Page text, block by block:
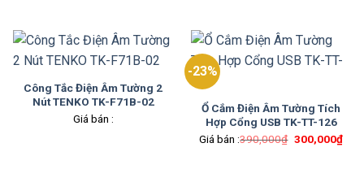
Công Tắc Điện Âm Tường 2
Nút TENKO TK-F71B-02
Giá bán :
-23%
Ổ Cắm Điện Âm Tường Tích
Hợp Cổng USB TK-TT-126
Giá bán :390,000₫ Giá
300,000₫Giá
hiện